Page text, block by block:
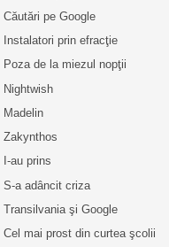
Căutări pe Google
Instalatori prin efracţie
Poza de la miezul nopţii
Nightwish
Madelin
Zakynthos
I-au prins
S-a adâncit criza
Transilvania şi Google
Cel mai prost din curtea şcolii